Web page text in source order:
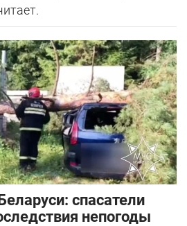
спасатели
непогоды